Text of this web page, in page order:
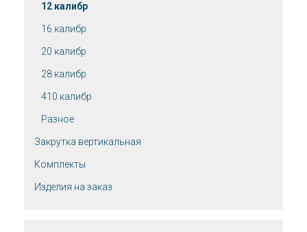
12 калибр
16 калибр
20 калибр
28 калибр
410 калибр
Разное
Закрутка вертикальная
Комплекты
Изделия на заказ